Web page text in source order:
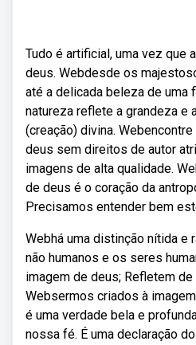
Tudo é artificial, uma vez que
deus. Webdesde os
até a delicada beleza de uma
natureza reflete a grandeza e
(creação) divina.
deus sem direitos de autor
imagens de alta qualidade.
de deus é o coração da
Precisamos entender bem
Webhá uma distinção nítida e
não humanos e os seres
imagem de deus; Refletem
Websermos criados à
é uma verdade bela e
nossa fé. É uma declaração